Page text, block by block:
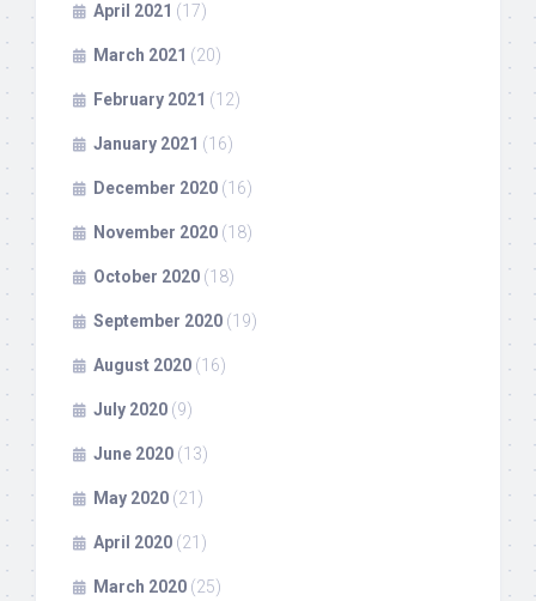
April 2021 (17)
March 2021 (20)
February 2021 (12)
January 2021 (16)
December 2020 (16)
November 2020 (18)
October 2020 (18)
September 2020 (19)
August 2020 (16)
July 2020 (9)
June 2020 (13)
May 2020 (21)
April 2020 (21)
March 2020 (25)